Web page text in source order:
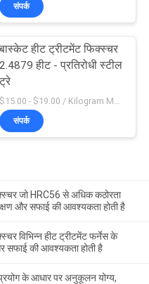
संपर्क
बास्केट हीट ट्रीटमेंट फिक्स्चर
2.4879 हीट - प्रतिरोधी स्टील
ट्रे
संपर्क
जो HRC56 से अधिक कठोरता
और सफाई की आवश्यकता होती है
विभिन्न हीट ट्रीटमेंट फर्नेस के
सफाई की आवश्यकता होती है
के आधार पर अनुकूलन योग्य,